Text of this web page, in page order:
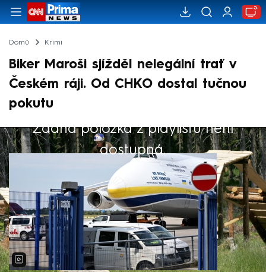
Domů Krimi
Biker Maroši sjížděl nelegální trať v
Českém ráji. Od CHKO dostal tučnou
pokutu
Žádná položka z playlistu není
dostupná.
Výběr redakce